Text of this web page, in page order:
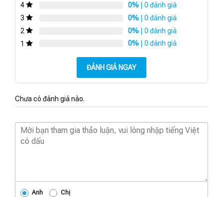
4
0% | 0 đánh giá
3
0% | 0 đánh giá
2
0% | 0 đánh giá
1
0% | 0 đánh giá
ĐÁNH GIÁ NGAY
Chưa có đánh giá nào.
Anh Chị